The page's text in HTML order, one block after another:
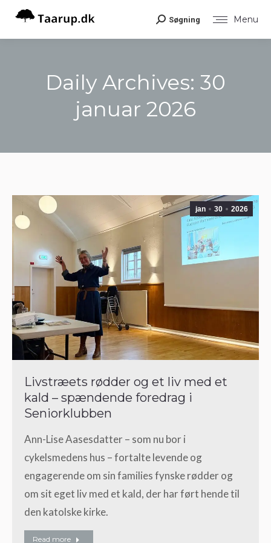
Menu
Search:
Søgning
Daily Archives: 30
januar 2026
jan 30 2026
Livstræets rødder og et liv med et
kald – spændende foredrag i
Seniorklubben
Ann-Lise Aasesdatter – som nu bor i
cykelsmedens hus – fortalte levende og
engagerende om sin families fynske rødder og
om sit eget liv med et kald, der har ført hende til
den katolske kirke.
Read more